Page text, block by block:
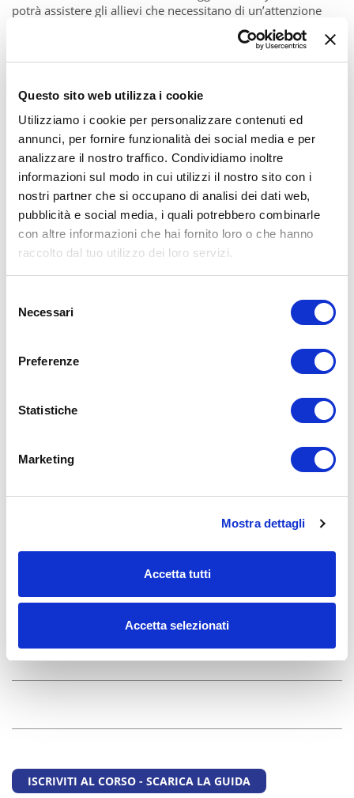
Questo sito web utilizza i cookie
Utilizziamo i cookie per personalizzare contenuti ed
annunci, per fornire funzionalità dei social media e per
analizzare il nostro traffico. Condividiamo inoltre
informazioni sul modo in cui utilizzi il nostro sito con i
nostri partner che si occupano di analisi dei dati web,
pubblicità e social media, i quali potrebbero combinarle
con altre informazioni che hai fornito loro o che hanno
raccolto dal tuo utilizzo dei loro servizi.
delNecessari
Preferenze
Statistiche
Marketing
Mostra dettagli
Accetta tutti
Accetta selezionati
potrà assistere gli allievi che necessitano di un’attenzione
VIRTUS MILANO
bambini, ragazzi e adolescenti a Milano
Aggiungi un commento
Il tuo nome
Commento
Qual'è il codice riportato nell'immagine?
INSERISCI COMMENTO
ISCRIVITI AL CORSO - SCARICA LA GUIDA